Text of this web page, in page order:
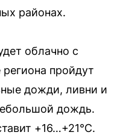
районах.
облачно с
пройдут
дожди, ливни и
дождь.
+16…+21°C.